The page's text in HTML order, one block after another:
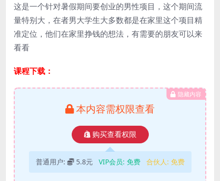
这是一个针对暑假期间要创业的男性项目，这个期间流
量特别大，在者男大学生大多数都是在家里这个项目精
准定位，他们在家里挣钱的想法，有需要的朋友可以来
看看
课程下载：
隐藏内容
本内容需权限查看
购买查看权限
普通用户: 5.8元 VIP会员: 免费 合伙人: 免费